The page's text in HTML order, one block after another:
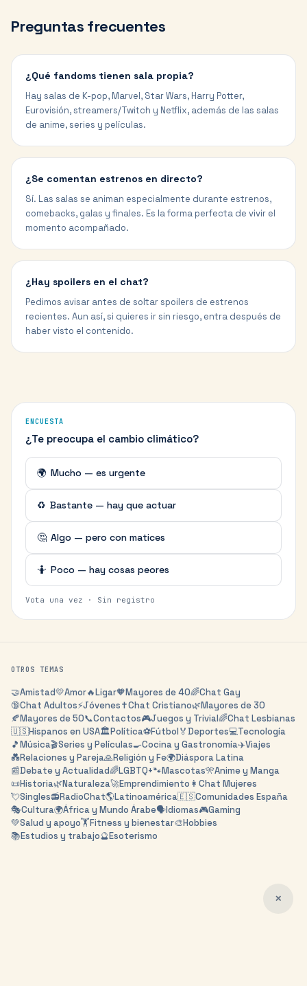
Preguntas frecuentes
¿Qué fandoms tienen sala propia?
Hay salas de K-pop, Marvel, Star Wars, Harry Potter,
Eurovisión, streamers/Twitch y Netflix, además de las salas
de anime, series y películas.
¿Se comentan estrenos en directo?
Sí. Las salas se animan especialmente durante estrenos,
comebacks, galas y finales. Es la forma perfecta de vivir el
momento acompañado.
¿Hay spoilers en el chat?
Pedimos avisar antes de soltar spoilers de estrenos
recientes. Aun así, si quieres ir sin riesgo, entra después de
haber visto el contenido.
ENCUESTA
¿Te preocupa el cambio climático?
🌍 Mucho — es urgente
♻️ Bastante — hay que actuar
🤔 Algo — pero con matices
🤷 Poco — hay cosas peores
Vota una vez · Sin registro
OTROS TEMAS
🤝Amistad💛Amor🔥Ligar🧡Mayores de 40🌈Chat Gay
🔞Chat Adultos⚡Jóvenes✝️Chat Cristiano🌿Mayores de 30
🍂Mayores de 50📞Contactos🎮Juegos y Trivial🌈Chat Lesbianas
🇺🇸Hispanos en USA🏛️Política⚽Fútbol🏅Deportes💻Tecnología
🎵Música🎬Series y Películas🍳Cocina y Gastronomía✈️Viajes
💑Relaciones y Pareja🙏Religión y Fe🌍Diáspora Latina
📰Debate y Actualidad🌈LGBTQ+🐾Mascotas🎌Anime y Manga
📜Historia🌿Naturaleza🚀Emprendimiento 👩 Chat Mujeres
💘Singles📻RadioChat🌎Latinoamérica🇪🇸Comunidades España
🎭Cultura🌍África y Mundo Árabe🗣️Idiomas🎮Gaming
💚Salud y apoyo🏋️Fitness y bienestar🎨Hobbies
📚Estudios y trabajo🔮Esoterismo
✕